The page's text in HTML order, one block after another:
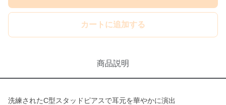
カートに追加する
商品説明
洗練されたC型スタッドピアスで耳元を華やかに演出